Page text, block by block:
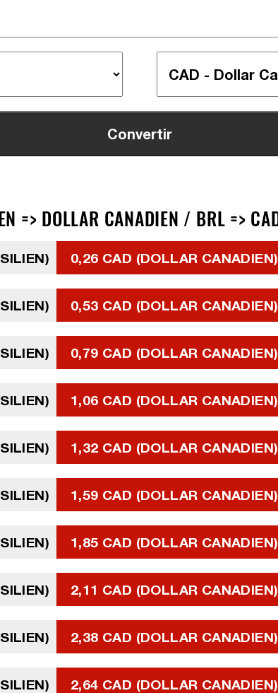
=> DOLLAR CANADIEN / BRL =>
0,26 CAD (DOLLAR CANADIEN)
0,53 CAD (DOLLAR CANADIEN)
0,79 CAD (DOLLAR CANADIEN)
1,06 CAD (DOLLAR CANADIEN)
1,32 CAD (DOLLAR CANADIEN)
1,59 CAD (DOLLAR CANADIEN)
1,85 CAD (DOLLAR CANADIEN)
2,11 CAD (DOLLAR CANADIEN)
2,38 CAD (DOLLAR CANADIEN)
2,64 CAD (DOLLAR CANADIEN)